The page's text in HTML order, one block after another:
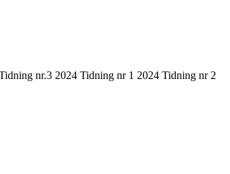
nr.3 2024 Tidning nr 1 2024 Tidning nr 2